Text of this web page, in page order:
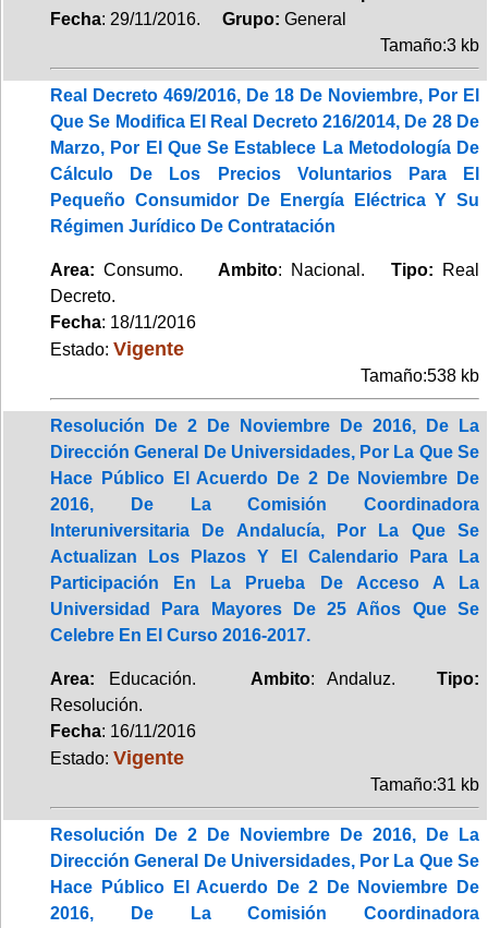
Fecha: 29/11/2016. Grupo: General
Tamaño:3 kb
Real Decreto 469/2016, De 18 De Noviembre, Por El
Que Se Modifica El Real Decreto 216/2014, De 28 De
Marzo, Por El Que Se Establece La Metodología De
Cálculo De Los Precios Voluntarios Para El
Pequeño Consumidor De Energía Eléctrica Y Su
Régimen Jurídico De Contratación
Area: Consumo. Ambito: Nacional. Tipo:
Real
Decreto.
Fecha: 18/11/2016
Estado: Vigente
Tamaño:538 kb
Resolución De 2 De Noviembre De 2016, De La
Dirección General De Universidades, Por La Que Se
Hace Público El Acuerdo De 2 De Noviembre De
2016, De La Comisión Coordinadora
Interuniversitaria De Andalucía, Por La Que Se
Actualizan Los Plazos Y El Calendario Para La
Participación En La Prueba De Acceso A La
Universidad Para Mayores De 25 Años Que Se
Celebre En El Curso 2016-2017.
Area: Educación. Ambito: Andaluz.Tipo:
Resolución.
Fecha: 16/11/2016
Estado: Vigente
Tamaño:31 kb
Resolución De 2 De Noviembre De 2016, De La
Dirección General De Universidades, Por La Que Se
Hace Público El Acuerdo De 2 De Noviembre De
2016, De La Comisión Coordinadora